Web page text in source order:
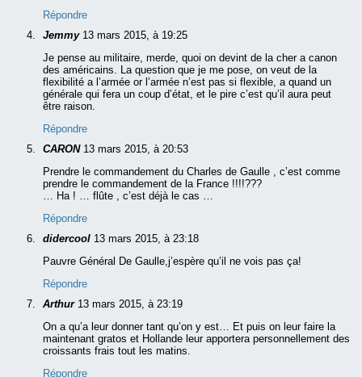
Répondre
Jemmy 13 mars 2015, à 19:25
Je pense au militaire, merde, quoi on devint de la cher a canon
des américains. La question que je me pose, on veut de la
flexibilité a l’armée or l’armée n’est pas si flexible, a quand un
générale qui fera un coup d’état, et le pire c’est qu’il aura peut
être raison.
Répondre
CARON 13 mars 2015, à 20:53
Prendre le commandement du Charles de Gaulle , c’est comme
prendre le commandement de la France !!!!???
… Ha ! … flûte , c’est déjà le cas …
Répondre
didercool 13 mars 2015, à 23:18
Pauvre Général De Gaulle,j’espère qu’il ne vois pas ça!
Répondre
Arthur 13 mars 2015, à 23:19
On a qu’a leur donner tant qu’on y est… Et puis on leur faire la
maintenant gratos et Hollande leur apportera personnellement des
croissants frais tout les matins.
Répondre